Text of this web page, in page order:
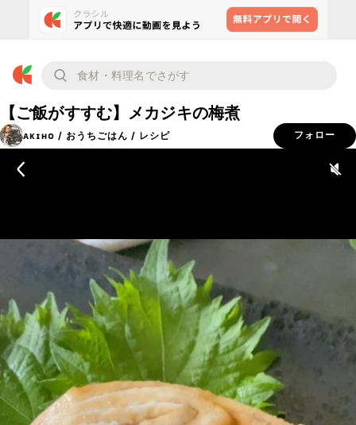
【ご飯がすすむ】メカジキの梅煮
ᴀᴋɪʜᴏ / おうちごはん / レシピ フォロー